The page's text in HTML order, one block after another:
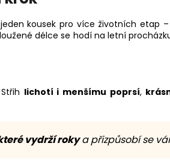
kousek pro více životních etap –
délce se hodí na letní
lichotí i menšímu poprsí,
vydrží rokya přizpůsobí se